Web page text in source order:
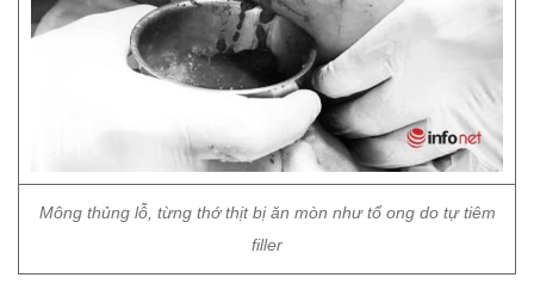
Mông thủng lỗ, từng thớ thịt bị ăn mòn như tổ ong do tự tiêm
filler